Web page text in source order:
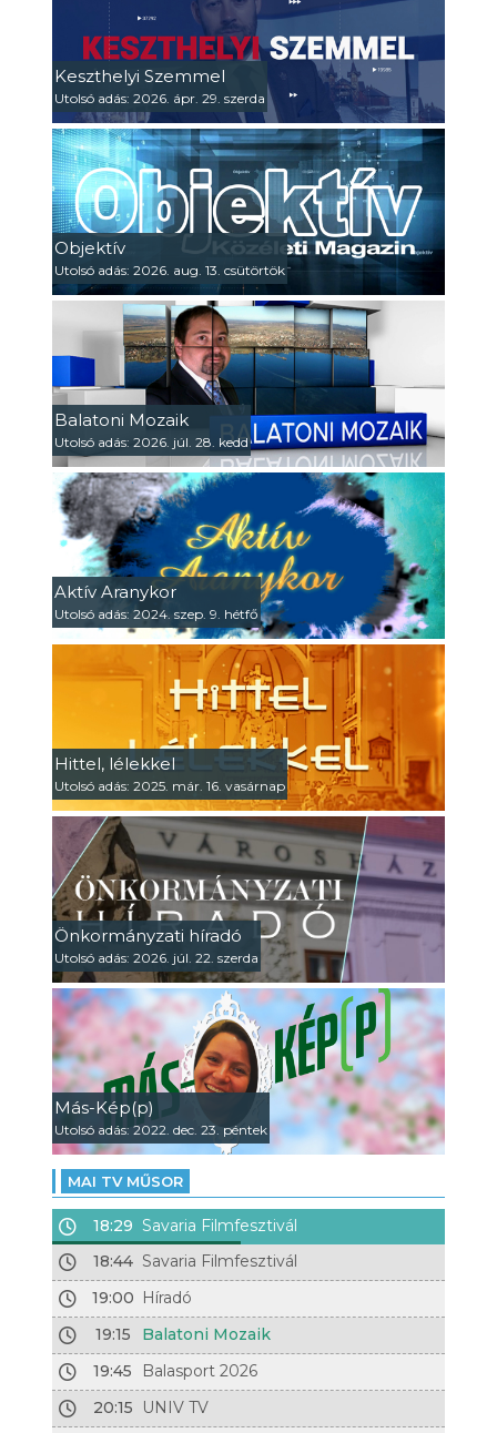
Keszthelyi Szemmel
Utolsó adás: 2026. ápr. 29. szerda
Objektív
Utolsó adás: 2026. aug. 13. csütörtök
Balatoni Mozaik
Utolsó adás: 2026. júl. 28. kedd
Aktív Aranykor
Utolsó adás: 2024. szep. 9. hétfő
Hittel, lélekkel
Utolsó adás: 2025. már. 16. vasárnap
Önkormányzati híradó
Utolsó adás: 2026. júl. 22. szerda
Más-Kép(p)
Utolsó adás: 2022. dec. 23. péntek
MAI TV MŰSOR
18:29 Savaria Filmfesztivál
18:44 Savaria Filmfesztivál
19:00 Híradó
19:15
Balatoni Mozaik
19:45
Balasport 2026
20:15
UNIV TV